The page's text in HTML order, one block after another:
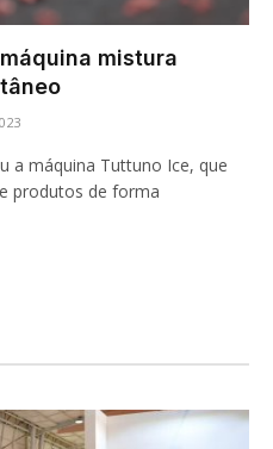
mistura
a máquina Tuttuno Ice, que
produtos de forma